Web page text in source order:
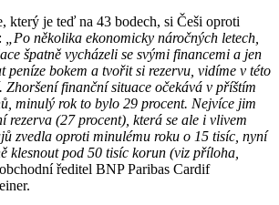
který je teď na 43 bodech, si Češi oproti
„Po několika ekonomicky náročných letech,
špatně vycházeli se svými financemi a jen
peníze bokem a tvořit si rezervu, vidíme v této
Zhoršení finanční situace očekává v příštím
minulý rok to bylo 29 procent. Nejvíce jim
rezerva (27 procent), která se ale i vlivem
zvedla oproti minulému roku o 15 tisíc, nyní
klesnout pod 50 tisíc korun (viz příloha,
ředitel BNP Paribas Cardif